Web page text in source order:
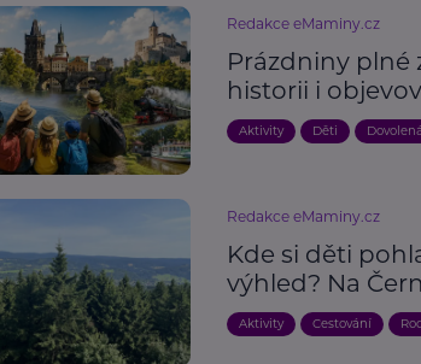
Redakce eMaminy.cz
Prázdniny plné
historii i
Aktivity Děti Dovolená
Redakce eMaminy.cz
Kde si děti
výhled? Na
Aktivity Cestování